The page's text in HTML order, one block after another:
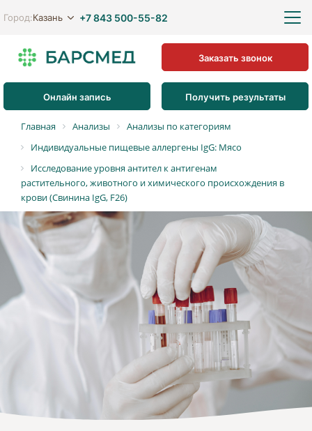
Город:Казань +7 843 500-55-82
Онлайн запись Получить результаты
Заказать звонок
Главная Анализы
Анализы по категориям
Индивидуальные пищевые аллергены IgG: Мясо
Исследование уровня антител к антигенам
растительного, животного и химического происхождения в
крови (Свинина IgG, F26)